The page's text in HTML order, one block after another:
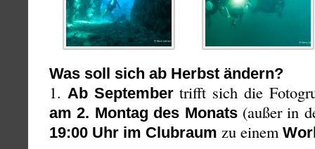
Was soll sich ab Herbst ändern?
1. Ab Septembertrifft sich die
am 2. Montag des Monats(außer in
19:00 Uhr im Clubraum zu einem